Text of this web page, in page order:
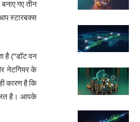
गए तीन
स्टारबक्स
है ("डॉट वन
नेटगियर के
कारण है कि
है। आपके